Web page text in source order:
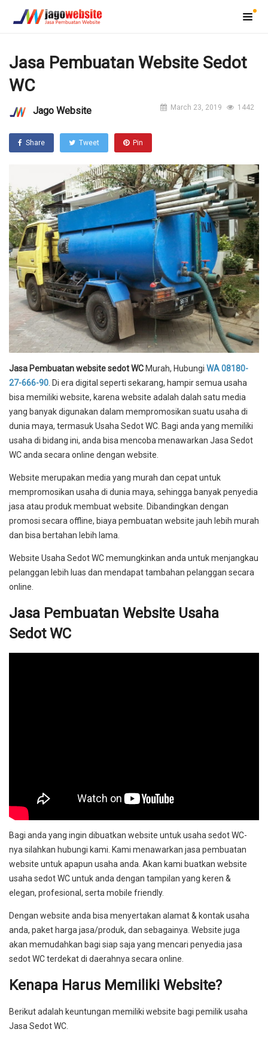
Jasa Pembuatan Website Sedot
WC
Jago Website March 23, 2019 1442
Share Tweet Pin
Jasa Pembuatan website sedot WCMurah, Hubungi WA 08180-
27-666-90 . Di era digital seperti sekarang, hampir semua usaha
bisa memiliki website, karena website adalah dalah satu media
yang banyak digunakan dalam mempromosikan suatu usaha di
dunia maya, termasuk Usaha Sedot WC. Bagi anda yang memiliki
usaha di bidang ini, anda bisa mencoba menawarkan Jasa Sedot
WC anda secara online dengan website.
Website merupakan media yang murah dan cepat untuk
mempromosikan usaha di dunia maya, sehingga banyak penyedia
jasa atau produk membuat website. Dibandingkan dengan
promosi secara offline, biaya pembuatan website jauh lebih murah
dan bisa bertahan lebih lama.
Website Usaha Sedot WC memungkinkan anda untuk menjangkau
pelanggan lebih luas dan mendapat tambahan pelanggan secara
online.
Jasa Pembuatan Website Usaha
Sedot WC
Bagi anda yang ingin dibuatkan website untuk usaha sedot WC-
nya silahkan hubungi kami. Kami menawarkan jasa pembuatan
website untuk apapun usaha anda. Akan kami buatkan website
usaha sedot WC untuk anda dengan tampilan yang keren &
elegan, profesional, serta mobile friendly.
Dengan website anda bisa menyertakan alamat & kontak usaha
anda, paket harga jasa/produk, dan sebagainya. Website juga
akan memudahkan bagi siap saja yang mencari penyedia jasa
sedot WC terdekat di daerahnya secara online.
Kenapa Harus Memiliki Website?
Berikut adalah keuntungan memiliki website bagi pemilik usaha
Jasa Sedot WC.